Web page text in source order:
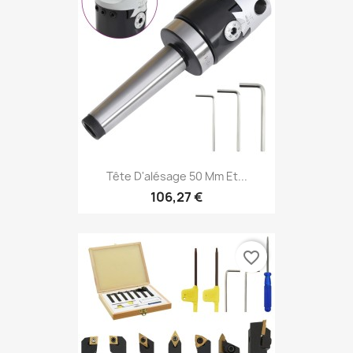
Tête D'alésage 50 Mm Et...
106,27 €
favorite_border